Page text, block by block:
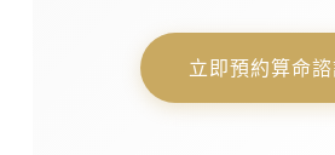
立即預約算命諮